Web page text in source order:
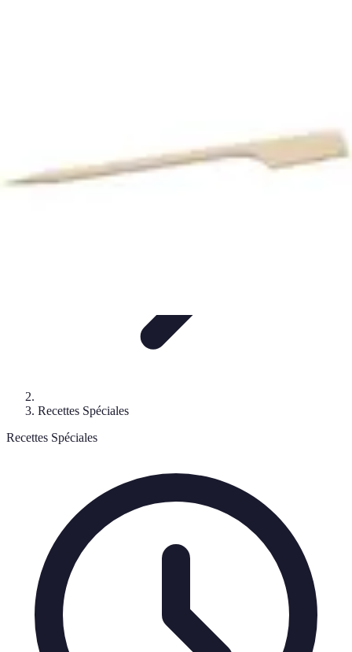
Recettes Spéciales
Recettes Spéciales